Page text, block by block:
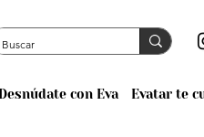
Desnúdate con Eva Evatar te